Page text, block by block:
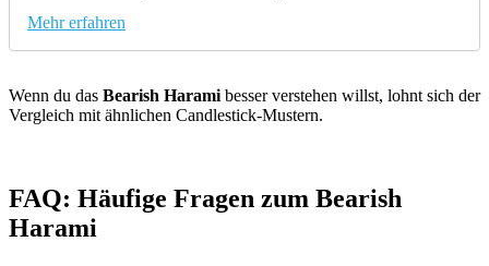
Mehr erfahren
Wenn du das Bearish Harami besser verstehen willst, lohnt sich der
Vergleich mit ähnlichen Candlestick-Mustern.
FAQ: Häufige Fragen zum Bearish
Harami